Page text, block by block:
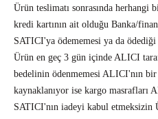
Ürün teslimatı sonrasında herhangi
kredi kartının ait olduğu Banka/
SATICI'ya ödememesi ya da
Ürün en geç 3 gün içinde ALICI
bedelinin ödenmemesi ALICI'nın
kaynaklanıyor ise kargo masrafları
SATICI'nın iadeyi kabul etmeksizin